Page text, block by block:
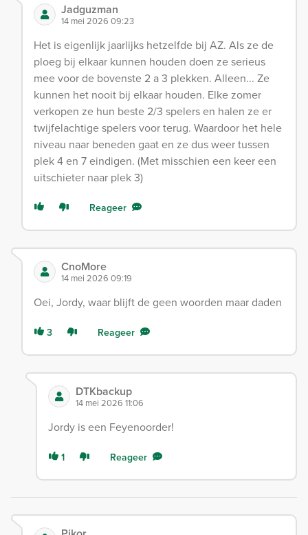
Jadguzman
14 mei 2026 09:23
Het is eigenlijk jaarlijks hetzelfde bij AZ. Als ze de
ploeg bij elkaar kunnen houden doen ze serieus
mee voor de bovenste 2 a 3 plekken. Alleen... Ze
kunnen het nooit bij elkaar houden. Elke zomer
verkopen ze hun beste 2/3 spelers en halen ze er
twijfelachtige spelers voor terug. Waardoor het hele
niveau naar beneden gaat en ze dus weer tussen
plek 4 en 7 eindigen. (Met misschien een keer een
uitschieter naar plek 3)
Reageer
CnoMore
14 mei 2026 09:19
Oei, Jordy, waar blijft de geen woorden maar daden
3 Reageer
DTKbackup
14 mei 2026 11:06
Jordy is een Feyenoorder!
1 Reageer